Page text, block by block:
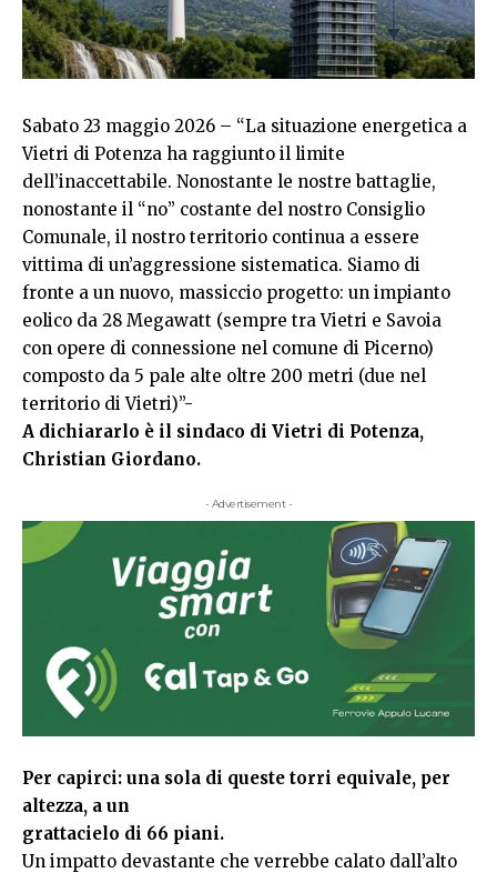
Sabato 23 maggio 2026 – “La situazione energetica a
Vietri di Potenza ha raggiunto il limite
dell’inaccettabile. Nonostante le nostre battaglie,
nonostante il “no” costante del nostro Consiglio
Comunale, il nostro territorio continua a essere
vittima di un’aggressione sistematica. Siamo di
fronte a un nuovo, massiccio progetto: un impianto
eolico da 28 Megawatt (sempre tra Vietri e Savoia
con opere di connessione nel comune di Picerno)
composto da 5 pale alte oltre 200 metri (due nel
territorio di Vietri)”-
A dichiararlo è il sindaco di Vietri di Potenza,
Christian Giordano.
- Advertisement -
Per capirci: una sola di queste torri equivale, per
altezza, a un
grattacielo di 66 piani.
Un impatto devastante che verrebbe calato dall’alto